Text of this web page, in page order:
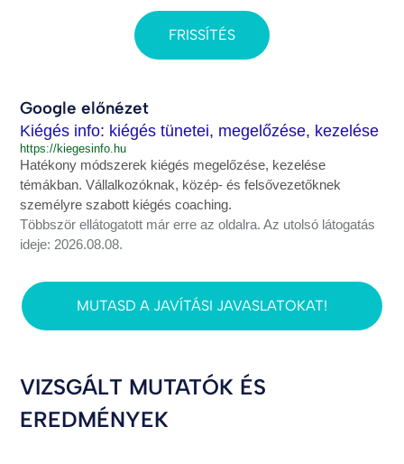
FRISSÍTÉS
Google előnézet
Kiégés info: kiégés tünetei, megelőzése, kezelése
https://kiegesinfo.hu
Hatékony módszerek kiégés megelőzése, kezelése
témákban. Vállalkozóknak, közép- és felsővezetőknek
személyre szabott kiégés coaching.
Többször ellátogatott már erre az oldalra. Az utolsó látogatás
ideje: 2026.08.08.
MUTASD A JAVÍTÁSI JAVASLATOKAT!
VIZSGÁLT MUTATÓK ÉS
EREDMÉNYEK